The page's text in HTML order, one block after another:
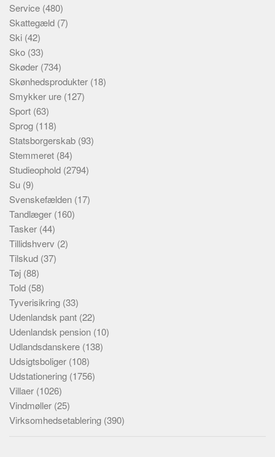
Service (480)
Skattegæld (7)
Ski (42)
Sko (33)
Skøder (734)
Skønhedsprodukter (18)
Smykker ure (127)
Sport (63)
Sprog (118)
Statsborgerskab (93)
Stemmeret (84)
Studieophold (2794)
Su (9)
Svenskefælden (17)
Tandlæger (160)
Tasker (44)
Tillidshverv (2)
Tilskud (37)
Tøj (88)
Told (58)
Tyverisikring (33)
Udenlandsk pant (22)
Udenlandsk pension (10)
Udlandsdanskere (138)
Udsigtsboliger (108)
Udstationering (1756)
Villaer (1026)
Vindmøller (25)
Virksomhedsetablering (390)